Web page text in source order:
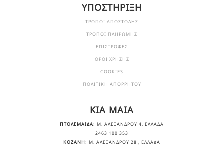
ΥΠΟΣΤΗΡΙΞΗ
ΤΡΟΠΟΙ ΑΠΟΣΤΟΛΗΣ
ΤΡΟΠΟΙ ΠΛΗΡΩΜΗΣ
ΕΠΙΣΤΡΟΦΕΣ
ΟΡΟΙ ΧΡΗΣΗΣ
COOKIES
ΠΟΛΙΤΙΚΗ ΑΠΟΡΡΗΤΟΥ
KIA MAIA
ΠΤΟΛΕΜΑΙΔΑ: Μ. ΑΛΕΞΆΝΔΡΟΥ 4, ΕΛΛΆΔΑ
2463 100 353
ΚΟΖΑΝΗ: Μ. ΑΛΕΞΆΝΔΡΟΥ 28 , ΕΛΛΆΔΑ